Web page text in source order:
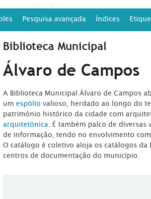
Pesquisa avançada Índices
Biblioteca Municipal
Álvaro de Campos
A Biblioteca Municipal Álvaro de Campos
um espólio valioso, herdado ao longo do
património histórico da cidade com
arquitetónica . É também palco de
de informação, tendo no envolvimento
O catálogo é coletivo aloja os catálogos da
centros de documentação do município.